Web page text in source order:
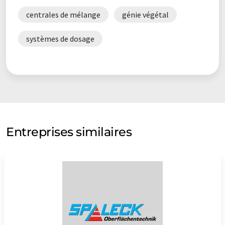
centrales de mélange génie végétal
systèmes de dosage
Entreprises similaires